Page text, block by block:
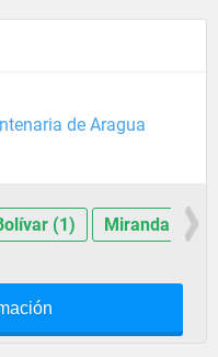
de Aragua
(1) Miranda (1)